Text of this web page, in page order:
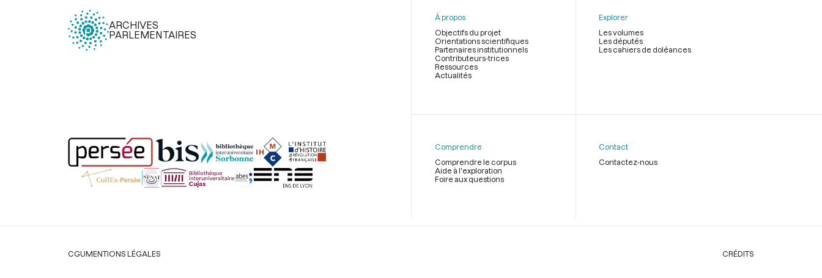
ARCHIVES
PARLEMENTAIRES
page
À propos
Objectifs du projet
Orientations scientifiques
Partenaires institutionnels
Contributeurs-trices
Ressources
Actualités
Explorer
Les volumes
Les députés
Les cahiers de doléances
Comprendre
Comprendre le corpus
Aide à l'exploration
Foire aux questions
Contact
Contactez-nous
Légal
CGUMENTIONS LÉGALES CRÉDITS